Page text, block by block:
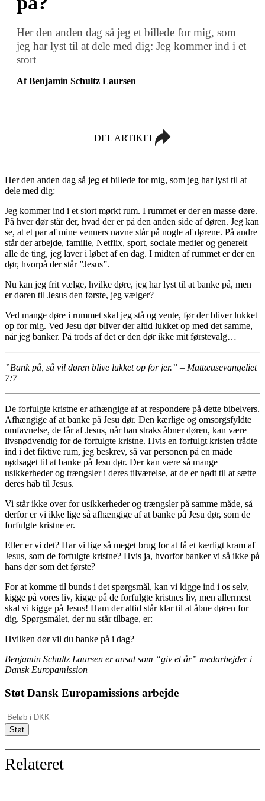
Her den anden dag så jeg et billede for mig, som
jeg har lyst til at dele med dig: Jeg kommer ind i et
stort
Af Benjamin Schultz Laursen
DEL ARTIKEL
Her den anden dag så jeg et billede for mig, som jeg har lyst til at
dele med dig:
Jeg kommer ind i et stort mørkt rum. I rummet er der en masse døre.
På hver dør står der, hvad der er på den anden side af døren. Jeg kan
se, at et par af mine venners navne står på nogle af dørene. På andre
står der arbejde, familie, Netflix, sport, sociale medier og generelt
alle de ting, jeg laver i løbet af en dag. I midten af rummet er der en
dør, hvorpå der står ”Jesus”.
Nu kan jeg frit vælge, hvilke døre, jeg har lyst til at banke på, men
er døren til Jesus den første, jeg vælger?
Ved mange døre i rummet skal jeg stå og vente, før der bliver lukket
op for mig. Ved Jesu dør bliver der altid lukket op med det samme,
når jeg banker. På trods af det er den dør ikke mit førstevalg…
”Bank på, så vil døren blive lukket op for jer.” – Mattæusevangeliet
7:7
De forfulgte kristne er afhængige af at respondere på dette bibelvers.
Afhængige af at banke på Jesu dør. Den kærlige og omsorgsfyldte
omfavnelse, de får af Jesus, når han straks åbner døren, kan være
livsnødvendig for de forfulgte kristne. Hvis en forfulgt kristen trådte
ind i det fiktive rum, jeg beskrev, så var personen på en måde
nødsaget til at banke på Jesu dør. Der kan være så mange
usikkerheder og trængsler i deres tilværelse, at de er nødt til at sætte
deres håb til Jesus.
Vi står ikke over for usikkerheder og trængsler på samme måde, så
derfor er vi ikke lige så afhængige af at banke på Jesu dør, som de
forfulgte kristne er.
Eller er vi det? Har vi lige så meget brug for at få et kærligt kram af
Jesus, som de forfulgte kristne? Hvis ja, hvorfor banker vi så ikke på
hans dør som det første?
For at komme til bunds i det spørgsmål, kan vi kigge ind i os selv,
kigge på vores liv, kigge på de forfulgte kristnes liv, men allermest
skal vi kigge på Jesus! Ham der altid står klar til at åbne døren for
dig. Spørgsmålet, der nu står tilbage, er:
Hvilken dør vil du banke på i dag?
Benjamin Schultz Laursen er ansat som “giv et år” medarbejder i
Dansk Europamission
Støt Dansk Europamissions arbejde
Relateret